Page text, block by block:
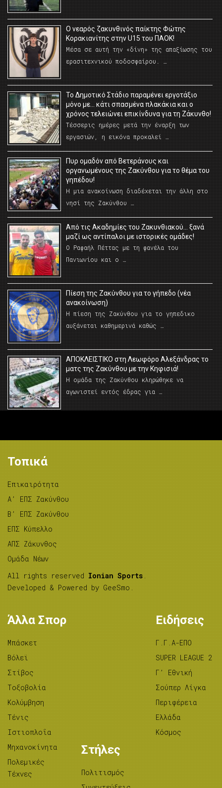
O νεαρός ζακυνθινός παίκτης Φώτης
Κορακιανίτης στην U15 του ΠΑΟΚ!
Μέσα σε αυτή την «δίνη» της απαξίωσης του
ερασιτεχνικού ποδοσφαίρου. …
Το Δημοτικό Στάδιο παραμένει εργοτάξιο
μόνο με… κάτι σπασμένα πλακάκια και ο
χρόνος τελειώνει επικίνδυνα για τη Ζάκυνθο!
Τέσσερις ημέρες μετά την έναρξη των
εργασιών, η εικόνα προκαλεί …
Πυρ ομαδόν από Βετεράνους και
οργανωμένους της Ζακύνθου για το θέμα του
γηπέδου!
Η μια ανακοίνωση διαδέχεται την άλλη στο
νησί της Ζακύνθου …
Από τις Ακαδημίες του Ζακυνθιακού… ξανά
μαζί ως αντίπαλοι με ιστορικές ομάδες!
Ο Ραφαήλ Πέττας με τη φανέλα του
Πανιωνίου και ο …
Πίεση της Ζακύνθου για το γήπεδο (νέα
ανακοίνωση)
Η πίεση της Ζακύνθου για το γηπεδικο
αυξάνεται καθημερινά καθώς …
AΠΟΚΛΕΙΣΤΙΚΟ στη Λεωφόρο Αλεξάνδρας το
ματς της Ζακύνθου με την Κηφισιά!
Η ομάδα της Ζακύνθου κληρώθηκε να
αγωνιστεί εντός έδρας για …
Τοπικά
Επικαιρότητα
A’ ΕΠΣ Ζακύνθου
B’ ΕΠΣ Ζακύνθου
ΕΠΣ Κύπελλο
ΑΠΣ Ζάκυνθος
Ομάδα Νέων
All rights reserved Ionian Sports .
Developed & Powered by GeeSmo .
Άλλα Σπορ
Μπάσκετ
Βόλεϊ
Στίβος
Tοξοβολία
Κολύμβηση
Τένις
Ιστιοπλοΐα
Μηχανοκίνητα
Πολεμικές
Τέχνες
Ειδήσεις
Γ.Γ.Α-ΕΠΟ
SUPER LEAGUE 2
Γ’ Εθνική
Σούπερ Λίγκα
Περιφέρεια
Ελλάδα
Κόσμος
Στήλες
Πολιτισμός